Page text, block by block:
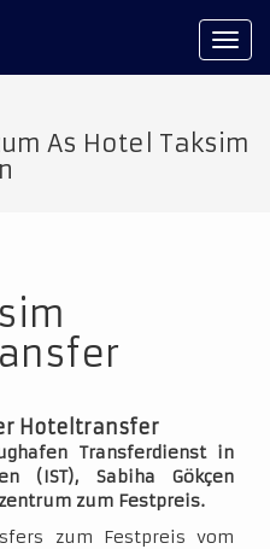
As Hotel Taksim
Hoteltransfer
Transferdienst in
(IST), Sabiha Gökçen
zum Festpreis.
zum Festpreis vom